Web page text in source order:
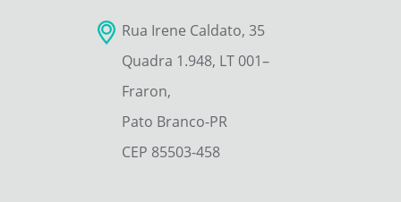
Rua Irene Caldato, 35
Quadra 1.948, LT 001–
Fraron,
Pato Branco-PR
CEP 85503-458